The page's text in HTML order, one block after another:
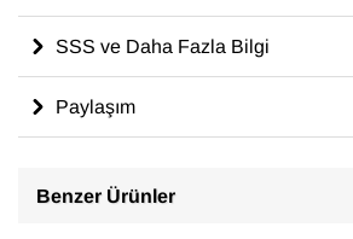
SSS ve Daha Fazla Bilgi
Paylaşım
Benzer Ürünler